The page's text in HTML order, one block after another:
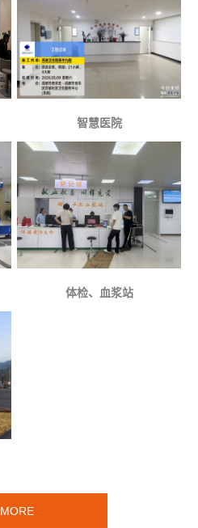
智慧医院
体检、血浆站
MORE